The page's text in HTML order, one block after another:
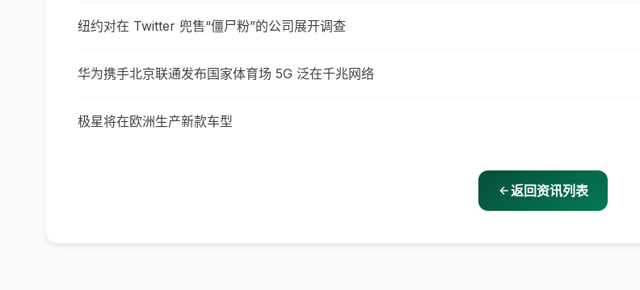
纽约对在 Twitter 兜售“僵尸粉”的公司展开调查
华为携手北京联通发布国家体育场 5G 泛在千兆网络
极星将在欧洲生产新款车型
返回资讯列表